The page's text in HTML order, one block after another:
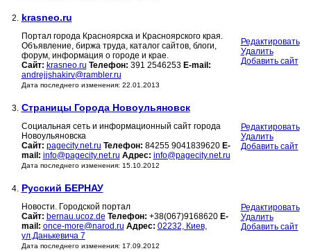
2. krasneo.ru
Портал города Красноярска и Красноярского края.
Объявление, биржа труда, каталог сайтов, блоги,
форум, информация о городе и крае.
Сайт: krasneo.ru Телефон: 391 2546253 E-mail:
andrejjshakirv@rambler.ru
Дата последнего изменения: 22.01.2013
Редактировать
Удалить
Добавить сайт
3. Страницы Города Новоульяновск
Социальная сеть и информационный сайт города
Новоульяновска
Сайт: pagecity.net.ru Телефон: 84255 9041839620 E-
mail: info@pagecity.net.ru Адрес: info@pagecity.net.ru
Дата последнего изменения: 15.10.2012
Редактировать
Удалить
Добавить сайт
4. Русский БЕРНАУ
Новости. Городской портал
Сайт: bernau.ucoz.de Телефон: +38(067)9168620 E-
mail: once-more@narod.ru Адрес: 02232, Киев,
ул.Данькевича 7
Дата последнего изменения: 17.09.2012
Редактировать
Удалить
Добавить сайт